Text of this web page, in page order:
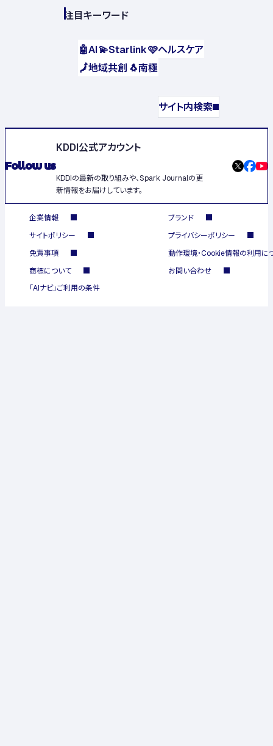
注目キーワード
🤖AI💫Starlink🩷ヘルスケア
🗾地域共創 🐧南極
サイト内検索
Follow us
KDDI公式アカウント
KDDIの最新の取り組みや、Spark Journalの更
新情報をお届けしています。
企業情報
ブランド
サイトポリシー
プライバシーポリシー
免責事項
動作環境・Cookie情報の利用に
商標について
お問い合わせ
「AIナビ」ご利用の条件